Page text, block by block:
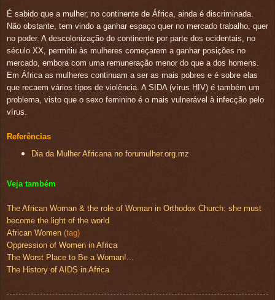
É sabido que a mulher, no continente de África, ainda é discriminada.
Não obstante, tem vindo a ganhar espaço quer no mercado trabalho, quer
no poder. A descolonização do continente por parte dos ocidentais, no
século XX, permitiu às mulheres começarem a ganhar posições no
mercado, embora com uma remuneração menor do que a dos homens.
Em África as mulheres continuam a ser as mais pobres e é sobre elas
que recaem vários tipos de violência. A SIDA (vírus HIV) é também um
problema, visto que o sexo feminino é o mais vulnerável à infecção pelo
vírus.
Referências
Dia da Mulher Africana no forumulher.org.mz
Veja também
The African Woman & the role of Woman in Orthodox Church: she must
become the light of the world
African Women (tag)
Oppression of Women in Africa
The Worst Place to Be a Woman!...
The History of AIDS in Africa